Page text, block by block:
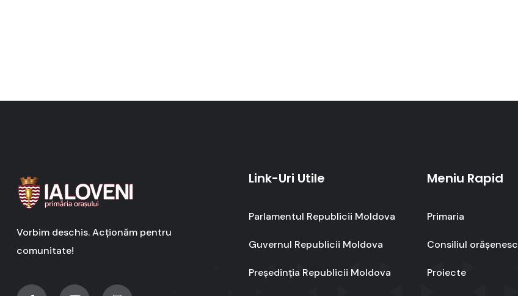
Vorbim deschis. Acționăm pentru
comunitate!
Link-Uri Utile
Parlamentul Republicii Moldova
Guvernul Republicii Moldova
Președinția Republicii Moldova
Meniu Rapid
Primaria
Consiliul orășenesc
Proiecte